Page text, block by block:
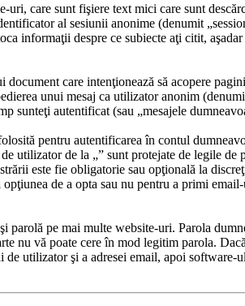
care sunt fişiere text mici care sunt
al sesiunii anonime (denumit
informaţii despre ce subiecte aţi citit,
care intenţionează să acopere
unui mesaj ca utilizator anonim
sunteţi autentificat (sau „mesajele
pentru autentificarea în contul
utilizator de la „” sunt protejate de legile de
este fie obligatorie sau opţională la
de a opta sau nu pentru a primi
parolă pe mai multe website-uri. Parola
nu vă poate cere în mod legitim parola.
utilizator şi a adresei email, apoi software-